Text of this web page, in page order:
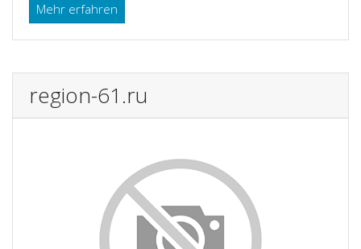
Mehr erfahren
region-61.ru